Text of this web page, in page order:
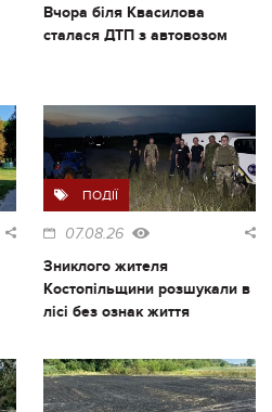
Вчора біля Квасилова
сталася ДТП з автовозом
ПОДІЇ
07.08.26
Зниклого жителя
Костопільщини розшукали в
лісі без ознак життя